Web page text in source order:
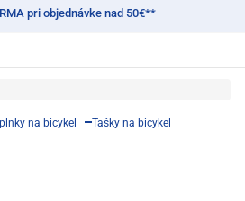
pri objednávke nad 50€**
na bicykel
Tašky na bicykel